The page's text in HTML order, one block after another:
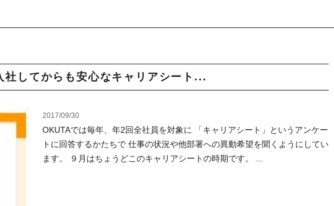
してからも安心なキャリアシート...
2017/09/30
OKUTAでは毎年、年2回全社員を対象に 「キャリアシート」というアンケー
トに回答するかたちで 仕事の状況や他部署への異動希望を聞くようにしてい
ます。 ９月はちょうどこのキャリアシートの時期です。 ...